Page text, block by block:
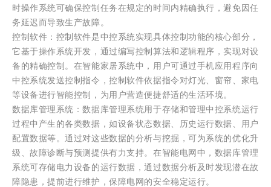
时操作系统可确保控制任务在规定的时间内精确执行，避免因任
务延迟而导致生产故障。
控制软件：控制软件是中控系统实现具体控制功能的核心部分，
它基于操作系统开发，通过编写控制算法和逻辑程序，实现对设
备的精确控制。在智能家居系统中，用户可通过手机应用程序向
中控系统发送控制指令，控制软件依据指令对灯光、窗帘、家电
等设备进行智能控制，为用户营造便捷舒适的生活环境。
数据库管理系统：数据库管理系统用于存储和管理中控系统运行
过程中产生的各类数据，如设备状态数据、历史运行数据、用户
配置数据等。通过对这些数据的分析与挖掘，可为系统的优化升
级、故障诊断与预测提供有力支持。在智能电网中，数据库管理
系统可存储电力设备的运行数据，通过数据分析及时发现潜在故
障隐患，提前进行维护，保障电网的安全稳定运行。